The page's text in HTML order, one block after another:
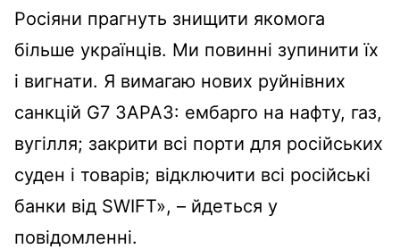
Росіяни прагнуть знищити якомога
більше українців. Ми повинні зупинити їх
і вигнати. Я вимагаю нових руйнівних
санкцій G7 ЗАРАЗ: ембарго на нафту, газ,
вугілля; закрити всі порти для російських
суден і товарів; відключити всі російські
банки від SWIFT», – йдеться у
повідомленні.